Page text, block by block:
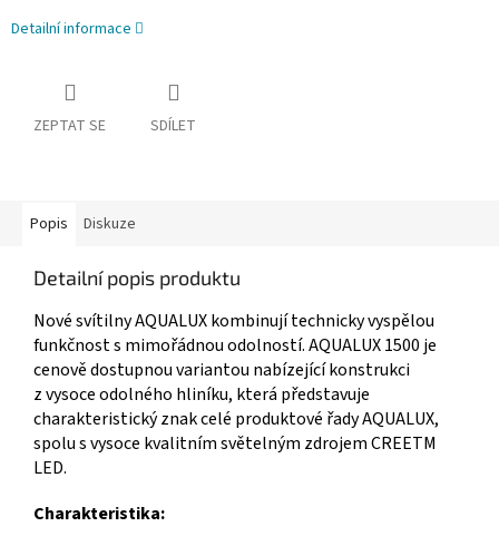
Detailní informace
ZEPTAT SE SDÍLET
Popis Diskuze
Detailní popis produktu
Nové svítilny AQUALUX kombinují technicky vyspělou
funkčnost s mimořádnou odolností. AQUALUX 1500 je
cenově dostupnou variantou nabízející konstrukci
z vysoce odolného hliníku, která představuje
charakteristický znak celé produktové řady AQUALUX,
spolu s vysoce kvalitním světelným zdrojem CREETM
LED.
Charakteristika: